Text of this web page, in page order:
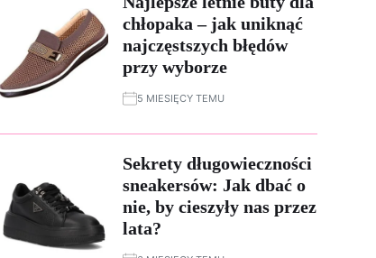
chłopaka – jak uniknąć
najczęstszych błędów
przy wyborze
5 MIESIĘCY TEMU
Sekrety długowieczności
sneakersów: Jak dbać o
nie, by cieszyły nas przez
lata?